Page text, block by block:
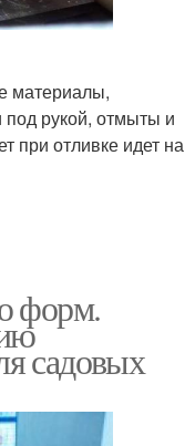
материалы,
рукой, отмыты и
при отливке идет на
форм.
садовых